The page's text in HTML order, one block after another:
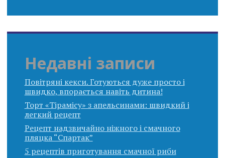
Недавні записи
Повітряні кекси. Готуються дуже просто і
швидко, впорається навіть дитина!
Торт «Тірамісу» з апельсинами: швидкий і
легкий рецепт
Рецепт надзвичайно ніжного і смачного
пляцка “Спартак”
5 рецептів приготування смачної риби